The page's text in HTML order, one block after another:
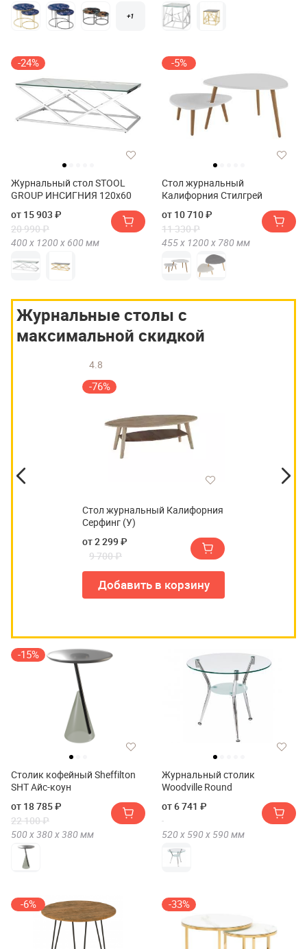
+1
-24%
Журнальный стол STOOL
GROUP ИНСИГНИЯ 120х60
от 15 903 ₽
20 990 ₽
400 х 1200 х 600 мм
-5%
Стол журнальный
Калифорния Стилгрей
от 10 710 ₽
11 330 ₽
455 х 1200 х 780 мм
Журнальные столы с
максимальной скидкой
4.8
-76%
Стол журнальный Калифорния
Серфинг (У)
от 2 299 ₽
9 700 ₽
Добавить в корзину
-15%
Столик кофейный Sheffilton
SHT Айс-коун
от 18 785 ₽
22 100 ₽
500 х380 х380 мм
Журнальный столик
Woodville Round
от 6 741 ₽
520 х 590 х 590 мм
-6% -33%